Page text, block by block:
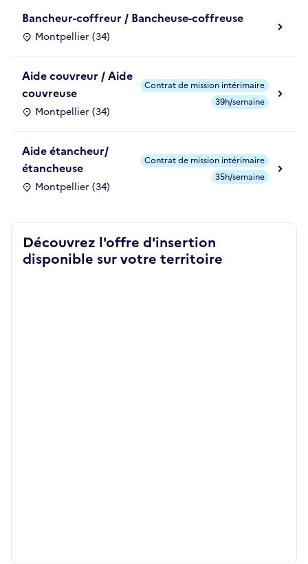
Bancheur-coffreur / Bancheuse-coffreuse
Montpellier (34)
Aide couvreur / Aide
couvreuse
Montpellier (34)
Contrat de mission intérimaire
39h/semaine
Aide étancheur/
étancheuse
Montpellier (34)
Contrat de mission intérimaire
35h/semaine
Découvrez l'offre d'insertion
disponible sur votre territoire